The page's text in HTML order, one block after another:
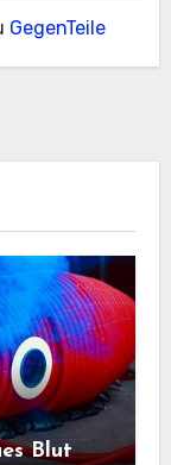
GegenTeile
Blut